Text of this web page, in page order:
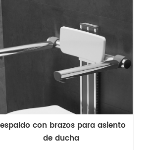
con brazos para asiento
de ducha